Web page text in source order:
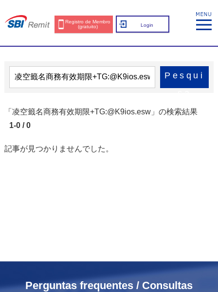
Registro de Membro
(gratuito)
Login
Pesqui
「凌空籤名商務有效期限+TG:@K9ios.esw」の検索結果
1-0 / 0
記事が見つかりませんでした。
Perguntas frequentes / Consultas